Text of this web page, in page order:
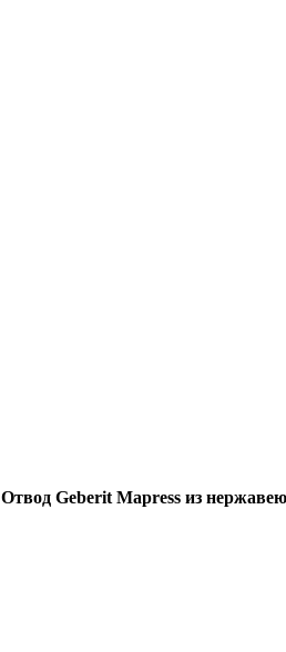
Отвод Geberit Mapress из